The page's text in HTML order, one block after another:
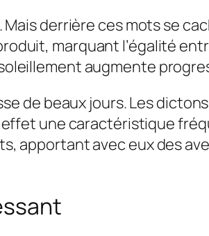
derrière ces mots se
marquant l’égalité
augmente
de beaux jours. Les
une caractéristique
apportant avec eux des